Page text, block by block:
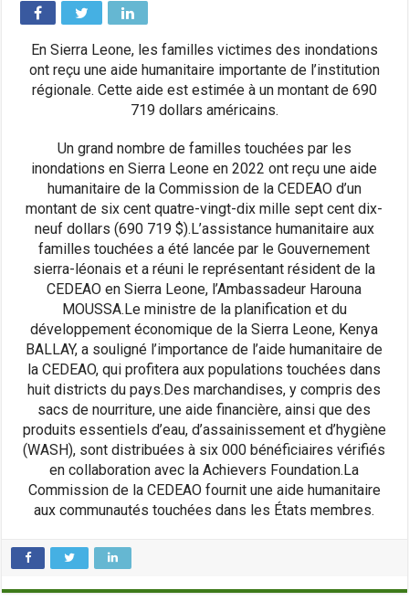
En Sierra Leone, les familles victimes des inondations
ont reçu une aide humanitaire importante de l’institution
régionale. Cette aide est estimée à un montant de 690
719 dollars américains.
Un grand nombre de familles touchées par les
inondations en Sierra Leone en 2022 ont reçu une aide
humanitaire de la Commission de la CEDEAO d’un
montant de six cent quatre-vingt-dix mille sept cent dix-
neuf dollars (690 719 $).L’assistance humanitaire aux
familles touchées a été lancée par le Gouvernement
sierra-léonais et a réuni le représentant résident de la
CEDEAO en Sierra Leone, l’Ambassadeur Harouna
MOUSSA.Le ministre de la planification et du
développement économique de la Sierra Leone, Kenya
BALLAY, a souligné l’importance de l’aide humanitaire de
la CEDEAO, qui profitera aux populations touchées dans
huit districts du pays.Des marchandises, y compris des
sacs de nourriture, une aide financière, ainsi que des
produits essentiels d’eau, d’assainissement et d’hygiène
(WASH), sont distribuées à six 000 bénéficiaires vérifiés
en collaboration avec la Achievers Foundation.La
Commission de la CEDEAO fournit une aide humanitaire
aux communautés touchées dans les États membres.